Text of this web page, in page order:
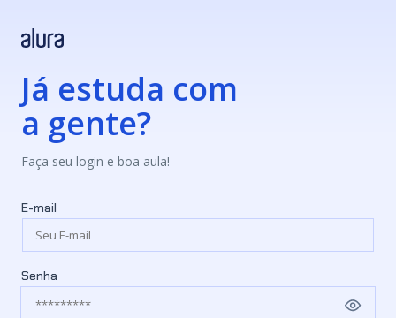
Já estuda com
a gente?
Faça seu login e boa aula!
E-mail
Senha